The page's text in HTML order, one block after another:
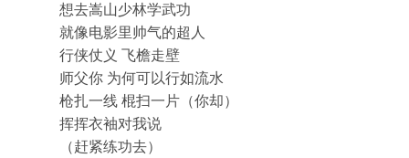
想去嵩山少林学武功
就像电影里帅气的超人
行侠仗义 飞檐走壁
师父你 为何可以行如流水
枪扎一线 棍扫一片（你却）
挥挥衣袖对我说
（赶紧练功去）